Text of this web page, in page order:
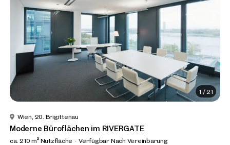
1 /21
Wien, 20. Brigittenau
Moderne Büroflächen im RIVERGATE
ca. 210 m² Nutzfläche Verfügbar Nach Vereinbarung